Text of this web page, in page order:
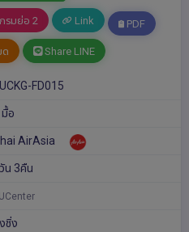
รมย่อ 2 Link PDF
ด Share LINE
FD015
มื้อ
AirAsia
น 3คืน
ชิ่ง